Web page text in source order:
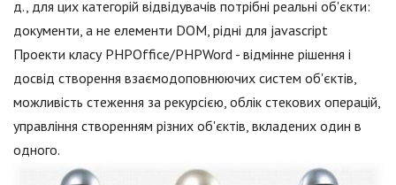
д., для цих категорій відвідувачів потрібні реальні об'єкти:
документи, а не елементи DOM, рідні для jаvascript
Проекти класу PHPOffice/PHPWord - відмінне рішення і
досвід створення взаємодоповнюючих систем об'єктів,
можливість стеження за рекурсією, облік стекових операцій,
управління створенням різних об'єктів, вкладених один в
одного.